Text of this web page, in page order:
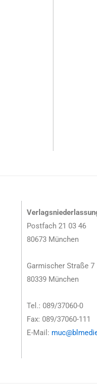
Postfach 21 03 46
80673 München
Garmischer Straße 7
80339 München
Tel.: 089/37060-0
Fax: 089/37060-111
E-Mail: